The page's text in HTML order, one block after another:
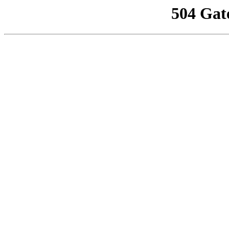
504